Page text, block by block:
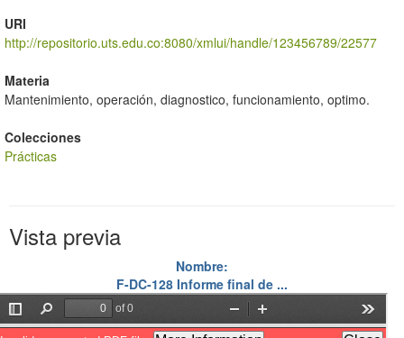
URI
http://repositorio.uts.edu.co:8080/xmlui/handle/123456789/22577
Materia
Mantenimiento, operación, diagnostico, funcionamiento, optimo.
Colecciones
Prácticas
Vista previa
Nombre:
F-DC-128 Informe final de ...